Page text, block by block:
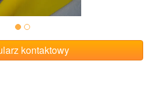
kontaktowy